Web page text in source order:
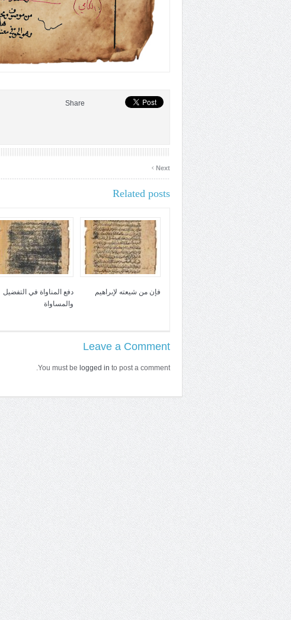
Share
Next
›
Related posts
فإن من شيعته لإبراهيم
دفع المناواة في التفضيل
والمساواة
Leave a Comment
You must be logged in to post a comment.